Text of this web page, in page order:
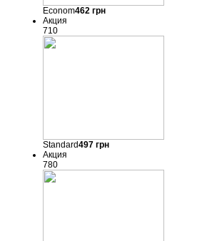
Econom462грн
Акция
710
Standard497грн
Акция
780